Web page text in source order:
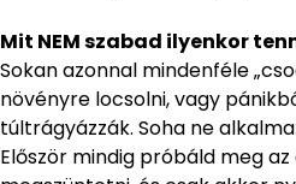
Mit NEM szabad ilyenkor
Sokan azonnal mindenféle
növényre locsolni, vagy
túltrágyázzák. Soha ne
Először mindig próbáld meg